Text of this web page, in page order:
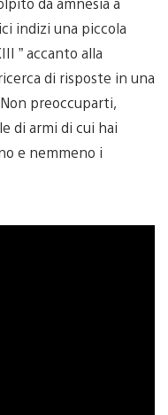
indizi una piccola
” accanto alla
di risposte in una
preoccuparti,
di armi di cui hai
e nemmeno i